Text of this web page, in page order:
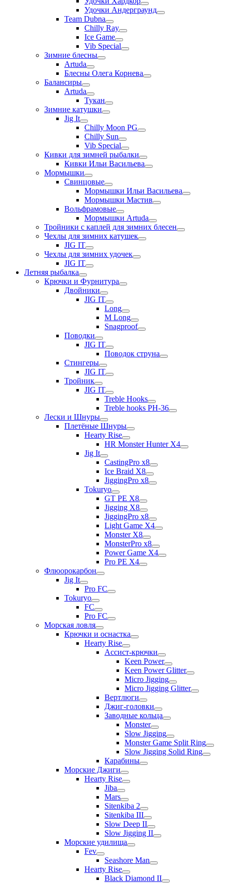
Удочки Андерграунд
Team Dubna
Chilly Ray
Ice Game
Vib Special
Зимние блесны
Artuda
Блесны Олега Корнева
Балансиры
Artuda
Тукан
Зимние катушки
Jig It
Chilly Moon PG
Chilly Sun
Vib Special
Кивки для зимней рыбалки
Кивки Ильи Васильева
Мормышки
Свинцовые
Мормышки Ильи Васильева
Мормышки Мастив
Вольфрамовые
Мормышки Artuda
Тройники с каплей для зимних блесен
Чехлы для зимних катушек
JIG IT
Чехлы для зимних удочек
JIG IT
Летняя рыбалка
Крючки и Фурнитура
Двойники
JIG IT
Long
M Long
Snagproof
Поводки
JIG IT
Поводок струна
Стингеры
JIG IT
Тройник
JIG IT
Treble Hooks
Treble hooks PH-36
Лески и Шнуры
Плетёные Шнуры
Hearty Rise
HR Monster Hunter X4
Jig It
CastingPro x8
Ice Braid X8
JiggingPro x8
Tokuryo
GT PE X8
Jigging X8
JiggingPro x8
Light Game X4
Monster X8
MonsterPro x8
Power Game X4
Pro PE X4
Флюорокарбон
Jig It
Pro FC
Tokuryo
FC
Pro FC
Морская ловля
Крючки и оснастка
Hearty Rise
Ассист-крючки
Keen Power
Keen Power Glitter
Micro Jigging
Micro Jigging Glitter
Вертлюги
Джиг-головки
Заводные кольца
Monster
Slow Jigging
Monster Game Split Ring
Slow Jigging Solid Ring
Карабины
Морские Джиги
Hearty Rise
Jiba
Mars
Sitenkiba 2
Sitenkiba III
Slow Deep II
Slow Jigging II
Морские удилища
Fev
Seashore Man
Hearty Rise
Black Diamond II